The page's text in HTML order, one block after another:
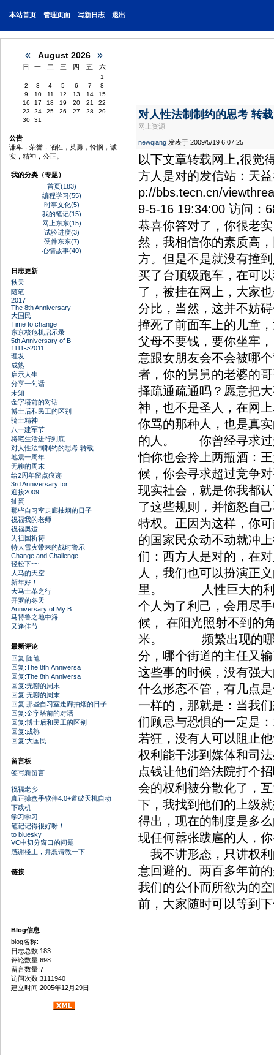
本站首页 管理页面 写新日志 退出
« August 2026 »
日 一 二 三 四 五 六
1
2
3 4 5 6 7
8
9
10 11 12 13 14
15
16
17 18 19 20 21
22
23
24 25 26 27 28
29
30
31
公告
谦卑，荣誉，牺牲，英勇，怜悯，诚
实，精神，公正。
我的分类（专题）
首页(183)
编程学习(55)
时事文化(5)
我的笔记(15)
网上东东(15)
试验进度(3)
硬件东东(7)
心情故事(40)
日志更新
秋天
随笔
2017
The 8th Anniversary
大国民
Time to change
东京核危机启示录
5th Anniversary of B
1111->2011
理发
成熟
启示人生
分享一句话
未知
金字塔前的对话
博士后和民工的区别
骑士精神
八一建军节
将宅生活进行到底
对人性法制制约的思考 转载
地震一周年
无聊的周末
给2周年留点痕迹
3rd Anniversary for
迎接2009
扯蛋
那些自习室走廊抽烟的日子
祝福我的老师
祝福奥运
为祖国祈祷
特大雪灾带来的战时警示
Change and Challenge
轻松下~~
大马的天空
新年好！
大马士革之行
开罗的冬天
Anniversary of My B
马特鲁之地中海
又逢佳节
最新评论
回复:随笔
回复:The 8th Anniversa
回复:The 8th Anniversa
回复:无聊的周末
回复:无聊的周末
回复:那些自习室走廊抽烟的日子
回复:金字塔前的对话
回复:博士后和民工的区别
回复:成熟
回复:大国民
留言板
签写新留言
祝福老乡
真正操盘手软件4.0+道破天机自动
下载机
学习学习
笔记记得很好呀！
to bluesky
VC中切分窗口的问题
感谢楼主，并想请教一下
链接
Blog信息
blog名称:
日志总数:183
评论数量:698
留言数量:7
访问次数:3111940
建立时间:2005年12月29日
对人性法制制约的思考 转载
网上资源
newqiang 发表于 2009/5/19 6:07:25
以下文章转载网上,很觉
方人是对的发信站：天
p://bbs.tecn.cn/
9-5-16 19:34:00 访问：
恭喜你答对了，你很老
然，我相信你的素质高
方。但是不是就没有撞
买了台顶级跑车，在可
了，被挂在网上，大家
分比，当然，这并不妨
撞死了前面车上的儿童
父母不要钱，要你坐牢
意跟女朋友会不会被哪
者，你的舅舅的老婆的
择疏通疏通吗？愿意
神，也不是圣人，在网
你骂的那种人，也是真
的人。 你曾经寻求过
怕你也会拎上两瓶酒：
候，你会寻求超过竞争
现实社会，就是你我都
了这些规则，并恼怒自
特权。正因为这样，你
的国家民众动不动就
们：西方人是对的，在
人，我们也可以扮演正
里。 人性巨大的利己
个人为了利己，会用尽
候， 在阳光照射不到的
米。 频繁出现的哪个
分，哪个街道的主任又
这些事的时候，没有强
什么形态不管，有几点
一样的，那就是：当我
们顾忌与恐惧的一定是
若狂，没有人可以阻止
权利能干涉到媒体和司
点钱让他们给法院打个
会的权利被分散化了，
下，我找到他们的上级
得出，现在的制度是多
现任何嚣张跋扈的人，
我不讲形态，只讲权
意回避的。两百多年前
我们的公仆而所欲为的
前，大家随时可以等到